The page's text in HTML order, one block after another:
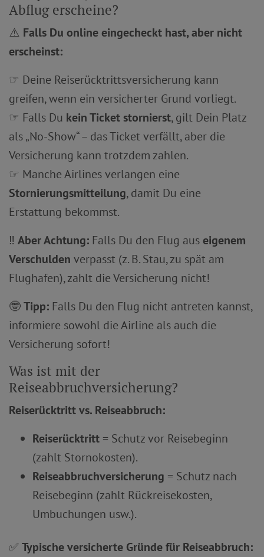
Abflug erscheine?
⚠️ Falls Du online eingecheckt hast, aber nicht
erscheinst:
☞ Deine Reiserücktrittsversicherung kann
greifen, wenn ein versicherter Grund vorliegt.
☞ Falls Du kein Ticket stornierst, gilt Dein Platz
als „No-Show“ – das Ticket verfällt, aber die
Versicherung kann trotzdem zahlen.
☞ Manche Airlines verlangen eine
Stornierungsmitteilung, damit Du eine
Erstattung bekommst.
‼️ Aber Achtung: Falls Du den Flug auseigenem
Verschulden verpasst (z. B. Stau, zu spät am
Flughafen), zahlt die Versicherung nicht!
🤓Tipp: Falls Du den Flug nicht antreten kannst,
informiere sowohl die Airline als auch die
Versicherung sofort!
Was ist mit der
Reiseabbruchversicherung?
Reiserücktritt vs. Reiseabbruch:
Reiserücktritt = Schutz vor Reisebeginn
(zahlt Stornokosten).
Reiseabbruchversicherung = Schutz nach
Reisebeginn (zahlt Rückreisekosten,
Umbuchungen usw.).
✅ Typische versicherte Gründe für Reiseabbruch: